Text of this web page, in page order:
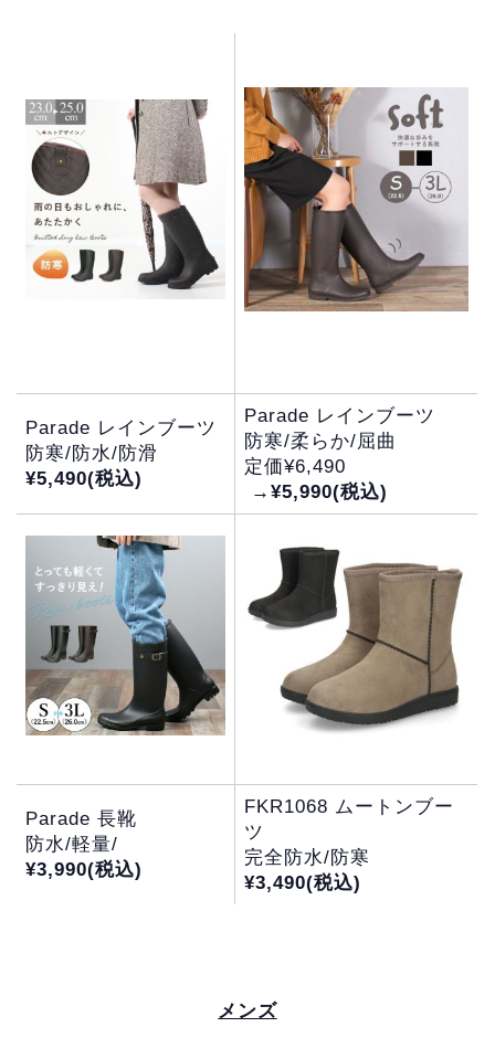
Parade レインブーツ
防寒/防水/防滑
¥5,490(税込)
Parade レインブーツ
防寒/柔らか/屈曲
定価¥6,490
→ ¥5,990(税込)
Parade 長靴
防水/軽量/
¥3,990(税込)
FKR1068 ムートンブー
ツ
完全防水/防寒
¥3,490(税込)
メンズ